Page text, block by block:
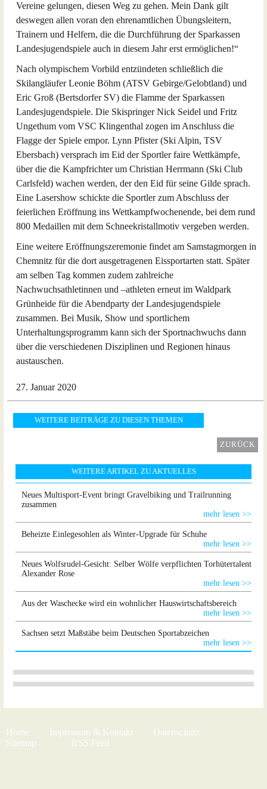
Vereine gelungen, diesen Weg zu gehen. Mein Dank gilt
deswegen allen voran den ehrenamtlichen Übungsleitern,
Trainern und Helfern, die die Durchführung der Sparkassen
Landesjugendspiele auch in diesem Jahr erst ermöglichen!“
Nach olympischem Vorbild entzündeten schließlich die
Skilangläufer Leonie Böhm (ATSV Gebirge/Gelobtland) und
Eric Groß (Bertsdorfer SV) die Flamme der Sparkassen
Landesjugendspiele. Die Skispringer Nick Seidel und Fritz
Ungethum vom VSC Klingenthal zogen im Anschluss die
Flagge der Spiele empor. Lynn Pfister (Ski Alpin, TSV
Ebersbach) versprach im Eid der Sportler faire Wettkämpfe,
über die die Kampfrichter um Christian Herrmann (Ski Club
Carlsfeld) wachen werden, der den Eid für seine Gilde sprach.
Eine Lasershow schickte die Sportler zum Abschluss der
feierlichen Eröffnung ins Wettkampfwochenende, bei dem rund
800 Medaillen mit dem Schneekristallmotiv vergeben werden.
Eine weitere Eröffnungszeremonie findet am Samstagmorgen in
Chemnitz für die dort ausgetragenen Eissportarten statt. Später
am selben Tag kommen zudem zahlreiche
Nachwuchsathletinnen und –athleten erneut im Waldpark
Grünheide für die Abendparty der Landesjugendspiele
zusammen. Bei Musik, Show und sportlichem
Unterhaltungsprogramm kann sich der Sportnachwuchs dann
über die verschiedenen Disziplinen und Regionen hinaus
austauschen.
27. Januar 2020
WEITERE BEITRÄGE ZU DIESEN THEMEN
ZURÜCK
WEITERE ARTIKEL ZU AKTUELLES
Neues Multisport-Event bringt Gravelbiking und Trailrunning
zusammen
mehr lesen >>
Beheizte Einlegesohlen als Winter-Upgrade für Schuhe
mehr lesen >>
Neues Wolfsrudel-Gesicht: Selber Wölfe verpflichten Torhütertalent
Alexander Rose
mehr lesen >>
Aus der Waschecke wird ein wohnlicher Hauswirtschaftsbereich
mehr lesen >>
Sachsen setzt Maßstäbe beim Deutschen Sportabzeichen
mehr lesen >>
Home Impressum & Kontakt
Datenschutz
Sitemap
RSS Feed